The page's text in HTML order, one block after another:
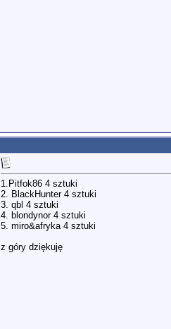
1.Pitfok86 4 sztuki
2. BlackHunter 4 sztuki
3. qbl 4 sztuki
4. blondynor 4 sztuki
5. miro&afryka 4 sztuki
z góry dziękuję